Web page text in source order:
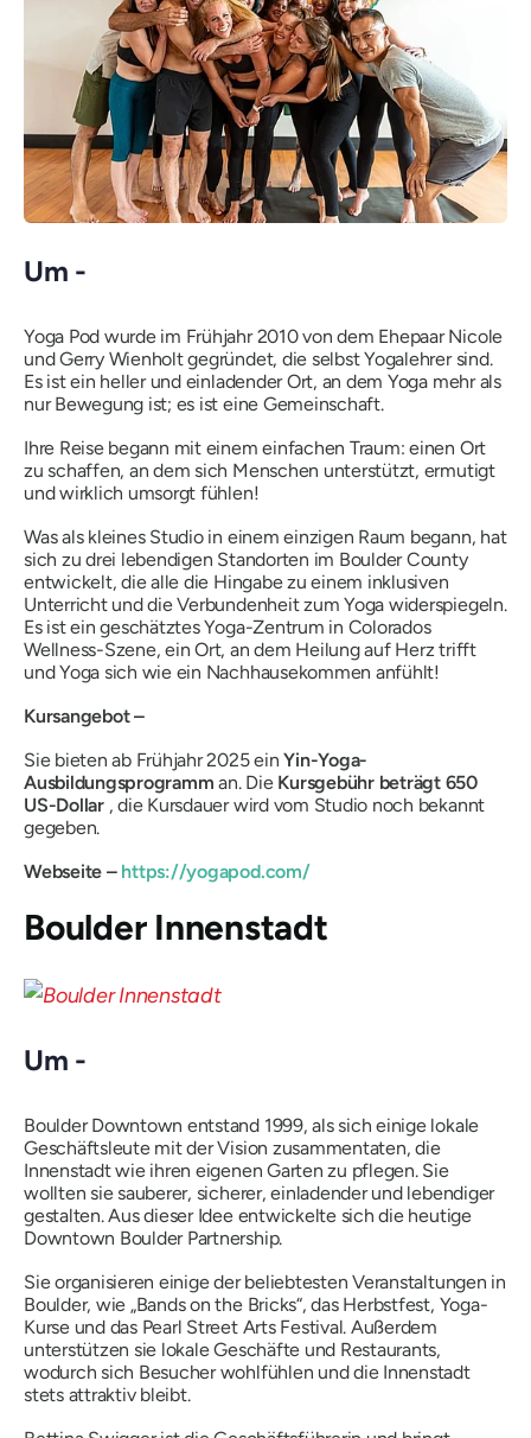
Um -
Yoga Pod wurde im Frühjahr 2010 von dem Ehepaar Nicole
und Gerry Wienholt gegründet, die selbst Yogalehrer sind.
Es ist ein heller und einladender Ort, an dem Yoga mehr als
nur Bewegung ist; es ist eine Gemeinschaft.
Ihre Reise begann mit einem einfachen Traum: einen Ort
zu schaffen, an dem sich Menschen unterstützt, ermutigt
und wirklich umsorgt fühlen!
Was als kleines Studio in einem einzigen Raum begann, hat
sich zu drei lebendigen Standorten im Boulder County
entwickelt, die alle die Hingabe zu einem inklusiven
Unterricht und die Verbundenheit zum Yoga widerspiegeln.
Es ist ein geschätztes Yoga-Zentrum in Colorados
Wellness-Szene, ein Ort, an dem Heilung auf Herz trifft
und Yoga sich wie ein Nachhausekommen anfühlt!
Kursangebot –
Sie bieten ab Frühjahr 2025 einYin-Yoga-
Ausbildungsprogramman. Die Kursgebühr beträgt 650
US-Dollar, die Kursdauer wird vom Studio noch bekannt
gegeben.
Webseite – https://yogapod.com/
Boulder Innenstadt
Um -
Boulder Downtown entstand 1999, als sich einige lokale
Geschäftsleute mit der Vision zusammentaten, die
Innenstadt wie ihren eigenen Garten zu pflegen. Sie
wollten sie sauberer, sicherer, einladender und lebendiger
gestalten. Aus dieser Idee entwickelte sich die heutige
Downtown Boulder Partnership.
Sie organisieren einige der beliebtesten Veranstaltungen in
Boulder, wie „Bands on the Bricks“, das Herbstfest, Yoga-
Kurse und das Pearl Street Arts Festival. Außerdem
unterstützen sie lokale Geschäfte und Restaurants,
wodurch sich Besucher wohlfühlen und die Innenstadt
stets attraktiv bleibt.